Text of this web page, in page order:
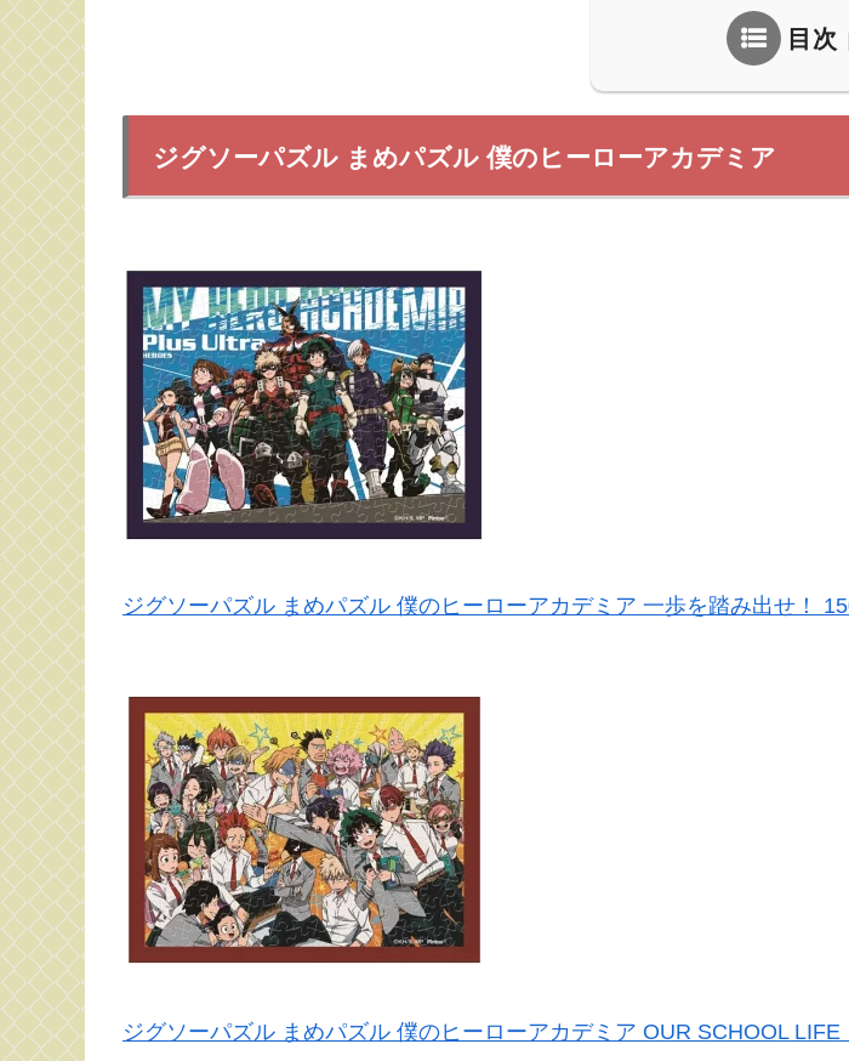
目次
ジグソーパズル まめパズル 僕のヒーローアカデミア
ジグソーパズル まめパズル 僕のヒーローアカデミア 一歩を踏み出せ！
ジグソーパズル まめパズル 僕のヒーローアカデミア OUR SCHOOL